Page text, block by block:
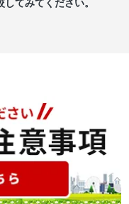
てみてください。